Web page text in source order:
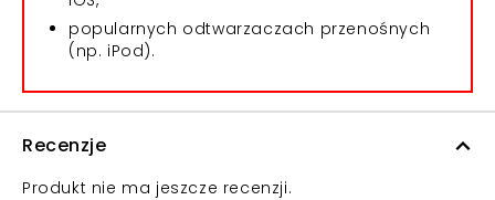
popularnych odtwarzaczach przenośnych
(np. iPod).
Recenzje
Produkt nie ma jeszcze recenzji.